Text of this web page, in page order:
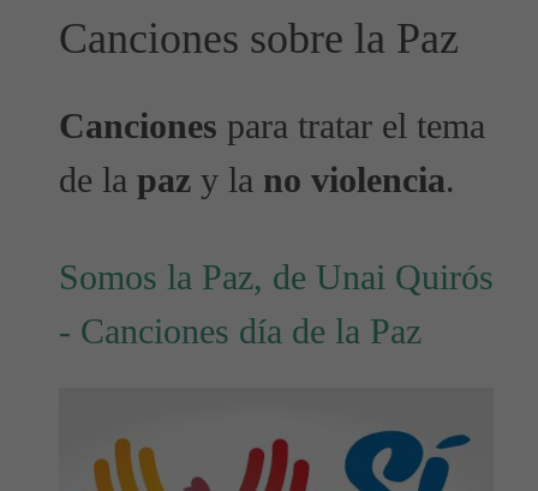
Canciones sobre la Paz
Canciones para tratar el tema
de la paz y la no violencia.
Somos la Paz, de Unai Quirós
- Canciones día de la Paz